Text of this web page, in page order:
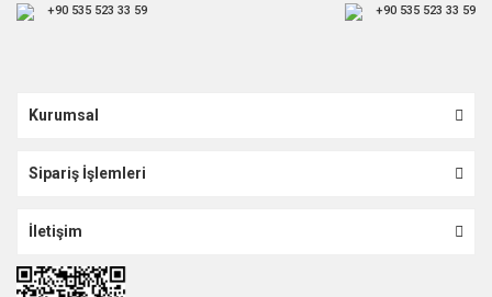
+90 535 523 33 59 +90 535 523 33 59
Kurumsal
Sipariş İşlemleri
İletişim